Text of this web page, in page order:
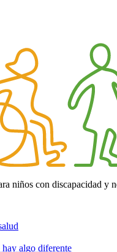
niños con discapacidad y
hay algo diferente